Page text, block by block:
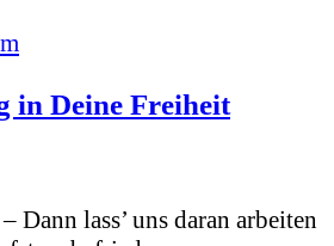
in Deine Freiheit
Dann lass’ uns daran arbeiten